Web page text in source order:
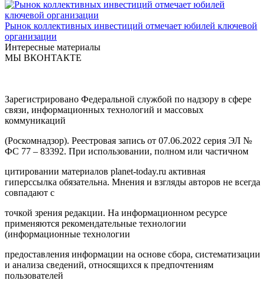
Рынок коллективных инвестиций отмечает юбилей ключевой
организации
Интересные материалы
МЫ ВКОНТАКТЕ
Зарегистрировано Федеральной службой по надзору в сфере
связи, информационных технологий и массовых
коммуникаций
(Роскомнадзор). Реестровая запись от 07.06.2022 серия ЭЛ №
ФС 77 – 83392. При использовании, полном или частичном
цитировании материалов planet-today.ru активная
гиперссылка обязательна. Мнения и взгляды авторов не всегда
совпадают с
точкой зрения редакции. На информационном ресурсе
применяются рекомендательные технологии
(информационные технологии
предоставления информации на основе сбора, систематизации
и анализа сведений, относящихся к предпочтениям
пользователей